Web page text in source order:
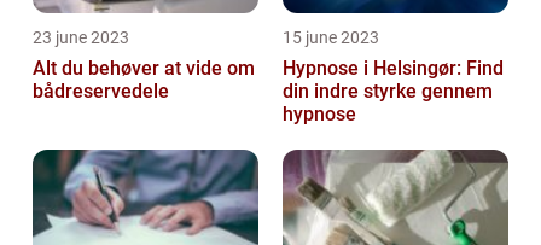
23 june 2023
Alt du behøver at vide om
bådreservedele
15 june 2023
Hypnose i Helsingør: Find
din indre styrke gennem
hypnose